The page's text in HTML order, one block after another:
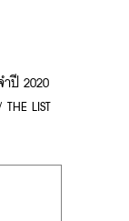
ำปี 2020
THE LIST